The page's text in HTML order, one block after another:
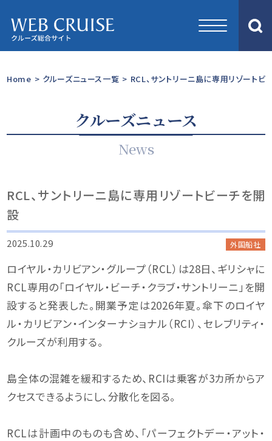
Home > クルーズニュース一覧 > RCL、サントリーニ島に専用リゾートビ
クルーズニュース
News
RCL、サントリーニ島に専用リゾートビーチを開
設
2025.10.29 外国船社
ロイヤル・カリビアン・グループ（RCL）は28日、ギリシャに
RCL専用の「ロイヤル・ビーチ・クラブ・サントリーニ」を開
設すると発表した。開業予定は2026年夏。傘下のロイヤ
ル・カリビアン・インターナショナル（RCI）、セレブリティ・
クルーズが利用する。
島全体の混雑を緩和するため、RCIは乗客が3カ所からア
クセスできるようにし、分散化を図る。
RCLは計画中のものも含め、「パーフェクトデー・アット・